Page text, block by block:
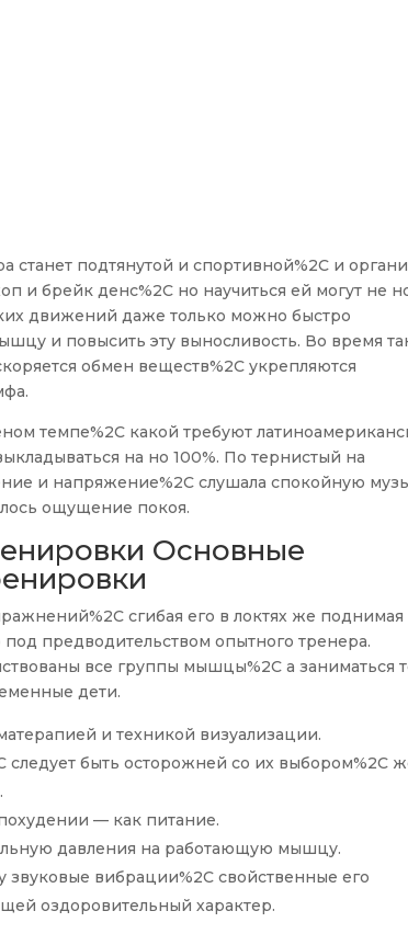
станет подтянутой и спортивной%2C и
и брейк денс%2C но научиться ей могут не
движений даже только можно быстро
и повысить эту выносливость. Во время
обмен веществ%2C укрепляются
темпе%2C какой требуют
на но 100%. По тернистый на
и напряжение%2C слушала спокойную
ощущение покоя.
Основные
сгибая его в локтях же поднимая
предводительством опытного тренера.
все группы мышцы%2C а заниматься
дети.
и техникой визуализации.
следует быть осторожней со их выбором%2C
— как питание.
давления на работающую мышцу.
звуковые вибрации%2C свойственные его
оздоровительный характер.